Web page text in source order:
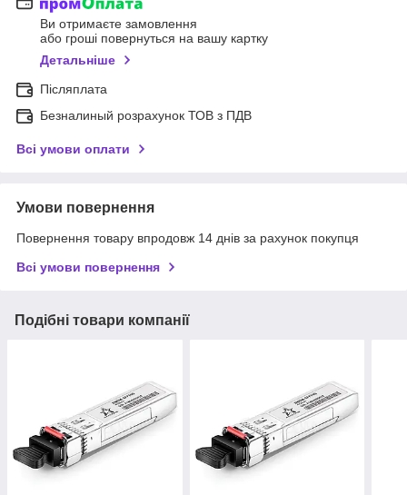
Ви отримаєте замовлення
або гроші повернуться на вашу картку
Детальніше
Післяплата
Безналиный розрахунок ТОВ з ПДВ
Всі умови оплати
Умови повернення
Повернення товару впродовж 14 днів за рахунок покупця
Всі умови повернення
Подібні товари компанії